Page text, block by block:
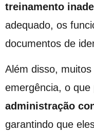
treinamento
adequado, os
documentos de
Além disso,
emergência, o
administração
garantindo que